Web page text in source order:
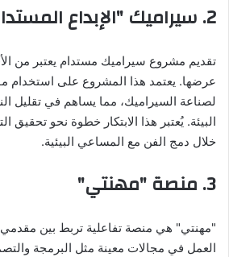
2. سيراميك "الإبداع
تقديم مشروع سيراميك مستدام يعتبر من
عرضها. يعتمد هذا المشروع على استخدام
لصناعة السيراميك، مما يساهم في تقليل
البيئة. يُعتبر هذا الابتكار خطوة نحو تحقيق
خلال دمج الفن مع المساعي البيئية.
3. منصة "مهنتي"
"مهنتي" هي منصة تفاعلية تربط بين مقدمي
العمل في مجالات معينة مثل البرمجة